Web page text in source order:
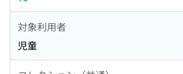
対象利用者
児童